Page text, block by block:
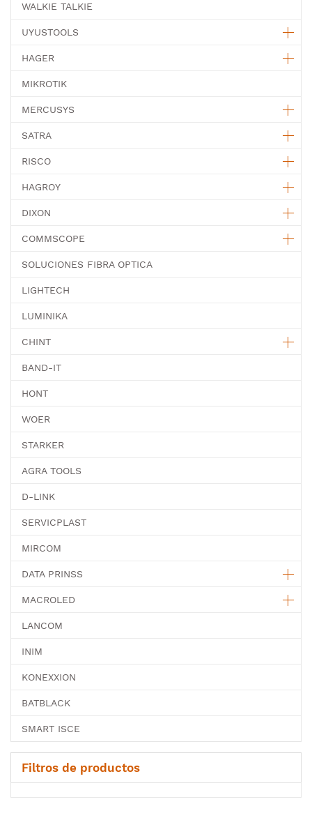
WALKIE TALKIE
UYUSTOOLS
HAGER
MIKROTIK
MERCUSYS
SATRA
RISCO
HAGROY
DIXON
COMMSCOPE
SOLUCIONES FIBRA OPTICA
LIGHTECH
LUMINIKA
CHINT
BAND-IT
HONT
WOER
STARKER
AGRA TOOLS
D-LINK
SERVICPLAST
MIRCOM
DATA PRINSS
MACROLED
LANCOM
INIM
KONEXXION
BATBLACK
SMART ISCE
Filtros de productos